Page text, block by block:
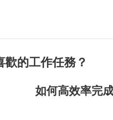
的工作任務？
如何高效率完